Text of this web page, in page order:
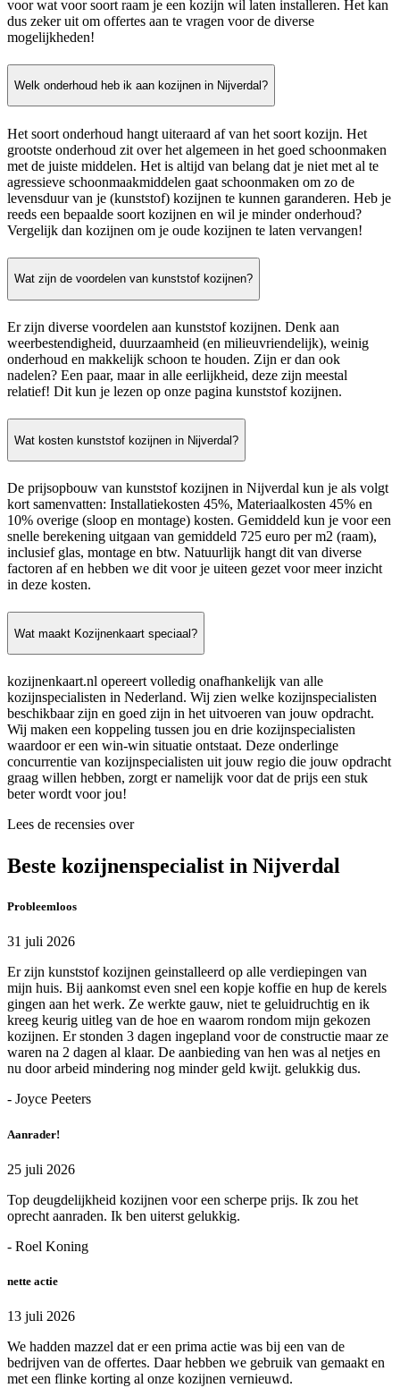
voor wat voor soort raam je een kozijn wil laten installeren. Het kan
dus zeker uit om offertes aan te vragen voor de diverse
mogelijkheden!
Welk onderhoud heb ik aan kozijnen in Nijverdal?
Het soort onderhoud hangt uiteraard af van het soort kozijn. Het
grootste onderhoud zit over het algemeen in het goed schoonmaken
met de juiste middelen. Het is altijd van belang dat je niet met al te
agressieve schoonmaakmiddelen gaat schoonmaken om zo de
levensduur van je (kunststof) kozijnen te kunnen garanderen. Heb je
reeds een bepaalde soort kozijnen en wil je minder onderhoud?
Vergelijk dan kozijnen om je oude kozijnen te laten vervangen!
Wat zijn de voordelen van kunststof kozijnen?
Er zijn diverse voordelen aan kunststof kozijnen. Denk aan
weerbestendigheid, duurzaamheid (en milieuvriendelijk), weinig
onderhoud en makkelijk schoon te houden. Zijn er dan ook
nadelen? Een paar, maar in alle eerlijkheid, deze zijn meestal
relatief! Dit kun je lezen op onze pagina kunststof kozijnen.
Wat kosten kunststof kozijnen in Nijverdal?
De prijsopbouw van kunststof kozijnen in Nijverdal kun je als volgt
kort samenvatten: Installatiekosten 45%, Materiaalkosten 45% en
10% overige (sloop en montage) kosten. Gemiddeld kun je voor een
snelle berekening uitgaan van gemiddeld 725 euro per m2 (raam),
inclusief glas, montage en btw. Natuurlijk hangt dit van diverse
factoren af en hebben we dit voor je uiteen gezet voor meer inzicht
in deze kosten.
Wat maakt Kozijnenkaart speciaal?
kozijnenkaart.nl opereert volledig onafhankelijk van alle
kozijnspecialisten in Nederland. Wij zien welke kozijnspecialisten
beschikbaar zijn en goed zijn in het uitvoeren van jouw opdracht.
Wij maken een koppeling tussen jou en drie kozijnspecialisten
waardoor er een win-win situatie ontstaat. Deze onderlinge
concurrentie van kozijnspecialisten uit jouw regio die jouw opdracht
graag willen hebben, zorgt er namelijk voor dat de prijs een stuk
beter wordt voor jou!
Lees de recensies over
Beste kozijnenspecialist in Nijverdal
Probleemloos
31 juli 2026
Er zijn kunststof kozijnen geinstalleerd op alle verdiepingen van
mijn huis. Bij aankomst even snel een kopje koffie en hup de kerels
gingen aan het werk. Ze werkte gauw, niet te geluidruchtig en ik
kreeg keurig uitleg van de hoe en waarom rondom mijn gekozen
kozijnen. Er stonden 3 dagen ingepland voor de constructie maar ze
waren na 2 dagen al klaar. De aanbieding van hen was al netjes en
nu door arbeid mindering nog minder geld kwijt. gelukkig dus.
- Joyce Peeters
Aanrader!
25 juli 2026
Top deugdelijkheid kozijnen voor een scherpe prijs. Ik zou het
oprecht aanraden. Ik ben uiterst gelukkig.
- Roel Koning
nette actie
13 juli 2026
We hadden mazzel dat er een prima actie was bij een van de
bedrijven van de offertes. Daar hebben we gebruik van gemaakt en
met een flinke korting al onze kozijnen vernieuwd.